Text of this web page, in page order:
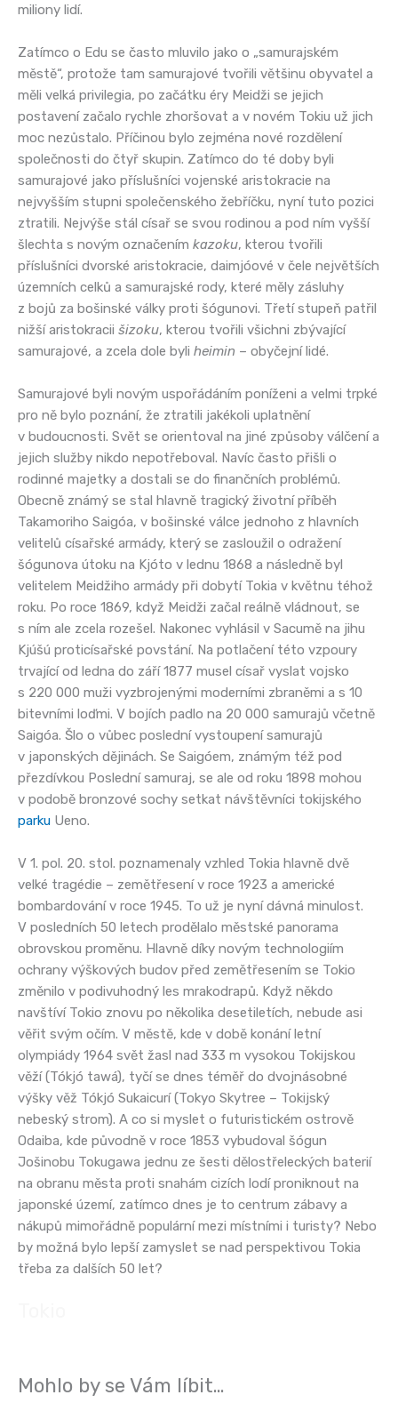
miliony lidí.
Zatímco o Edu se často mluvilo jako o „samurajském
městě“, protože tam samurajové tvořili většinu obyvatel a
měli velká privilegia, po začátku éry Meidži se jejich
postavení začalo rychle zhoršovat a v novém Tokiu už jich
moc nezůstalo. Příčinou bylo zejména nové rozdělení
společnosti do čtyř skupin. Zatímco do té doby byli
samurajové jako příslušníci vojenské aristokracie na
nejvyšším stupni společenského žebříčku, nyní tuto pozici
ztratili. Nejvýše stál císař se svou rodinou a pod ním vyšší
šlechta s novým označením kazoku, kterou tvořili
příslušníci dvorské aristokracie, daimjóové v čele největších
územních celků a samurajské rody, které měly zásluhy
z bojů za bošinské války proti šógunovi. Třetí stupeň patřil
nižší aristokracii šizoku, kterou tvořili všichni zbývající
samurajové, a zcela dole byli heimin – obyčejní lidé.
Samurajové byli novým uspořádáním poníženi a velmi trpké
pro ně bylo poznání, že ztratili jakékoli uplatnění
v budoucnosti. Svět se orientoval na jiné způsoby válčení a
jejich služby nikdo nepotřeboval. Navíc často přišli o
rodinné majetky a dostali se do finančních problémů.
Obecně známý se stal hlavně tragický životní příběh
Takamoriho Saigóa, v bošinské válce jednoho z hlavních
velitelů císařské armády, který se zasloužil o odražení
šógunova útoku na Kjóto v lednu 1868 a následně byl
velitelem Meidžiho armády při dobytí Tokia v květnu téhož
roku. Po roce 1869, když Meidži začal reálně vládnout, se
s ním ale zcela rozešel. Nakonec vyhlásil v Sacumě na jihu
Kjúšú proticísařské povstání. Na potlačení této vzpoury
trvající od ledna do září 1877 musel císař vyslat vojsko
s 220 000 muži vyzbrojenými moderními zbraněmi a s 10
bitevními loďmi. V bojích padlo na 20 000 samurajů včetně
Saigóa. Šlo o vůbec poslední vystoupení samurajů
v japonských dějinách. Se Saigóem, známým též pod
přezdívkou Poslední samuraj, se ale od roku 1898 mohou
v podobě bronzové sochy setkat návštěvníci tokijského
parku Ueno.
V 1. pol. 20. stol. poznamenaly vzhled Tokia hlavně dvě
velké tragédie – zemětřesení v roce 1923 a americké
bombardování v roce 1945. To už je nyní dávná minulost.
V posledních 50 letech prodělalo městské panorama
obrovskou proměnu. Hlavně díky novým technologiím
ochrany výškových budov před zemětřesením se Tokio
změnilo v podivuhodný les mrakodrapů. Když někdo
navštíví Tokio znovu po několika desetiletích, nebude asi
věřit svým očím. V městě, kde v době konání letní
olympiády 1964 svět žasl nad 333 m vysokou Tokijskou
věží (Tókjó tawá), tyčí se dnes téměř do dvojnásobné
výšky věž Tókjó Sukaicurí (Tokyo Skytree – Tokijský
nebeský strom). A co si myslet o futuristickém ostrově
Odaiba, kde původně v roce 1853 vybudoval šógun
Jošinobu Tokugawa jednu ze šesti dělostřeleckých baterií
na obranu města proti snahám cizích lodí proniknout na
japonské území, zatímco dnes je to centrum zábavy a
nákupů mimořádně populární mezi místními i turisty? Nebo
by možná bylo lepší zamyslet se nad perspektivou Tokia
třeba za dalších 50 let?
Mohlo by se Vám líbit…